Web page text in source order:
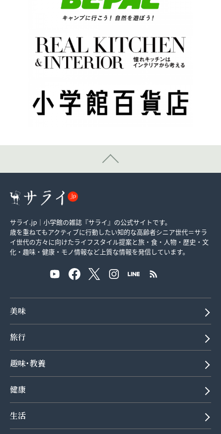
サライ.jp｜小学館の雑誌『サライ』の公式サイトです。
歳を重ねてもアクティブに行動したい知的な高齢者シニア世代＝サラ
イ世代の方々に向けたライフスタイル提案と旅・食・人物・歴史・文
化・趣味・健康・モノ情報など上質な情報を発信しています。
美味
旅行
趣味･教養
健康
生活